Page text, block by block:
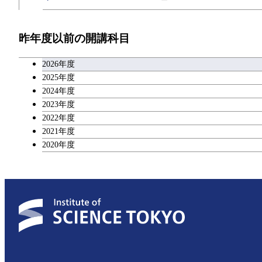
超スマート社会卓越コース
エネルギー・情報コース
エンジニアリングデザインコース
原子核工学コース
物質・情報卓越コース
超スマート社会卓越コース
イノベーション科学コース
人間医療科学技術コース
技術経営専門職学位課程
開閉
技術経営専門職学位課程
専門科目
キャリア科目
昨年度以前の開講科目
2026年度
2025年度
2024年度
2023年度
2022年度
2021年度
2020年度